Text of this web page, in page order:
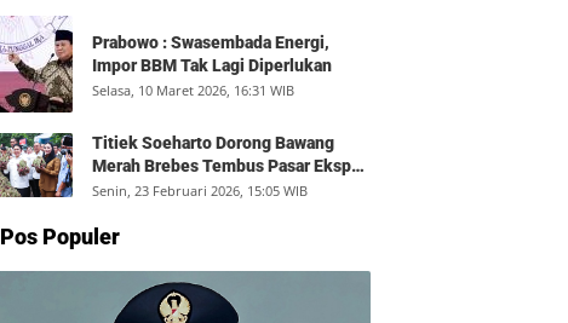
Prabowo : Swasembada Energi,
Impor BBM Tak Lagi Diperlukan
Selasa, 10 Maret 2026, 16:31 WIB
Titiek Soeharto Dorong Bawang
Merah Brebes Tembus Pasar Ekspor,
Petani Bisa Untung Rp350 Juta per
Senin, 23 Februari 2026, 15:05 WIB
Pos Populer